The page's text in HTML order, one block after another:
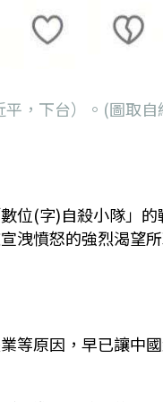
，下台）。(圖取自
位(字)自殺小隊」的
洩憤怒的強烈渴望
等原因，早已讓中